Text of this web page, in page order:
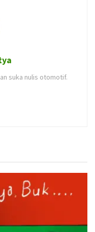
suka nulis otomotif.